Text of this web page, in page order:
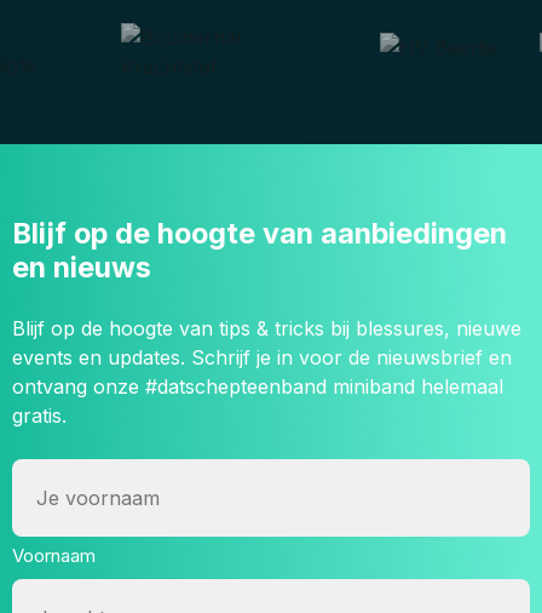
Blijf op de hoogte van aanbiedingen
en nieuws
Blijf op de hoogte van tips & tricks bij blessures, nieuwe
events en updates. Schrijf je in voor de nieuwsbrief en
ontvang onze #datschepteenband miniband helemaal
gratis.
Naam
Voornaam